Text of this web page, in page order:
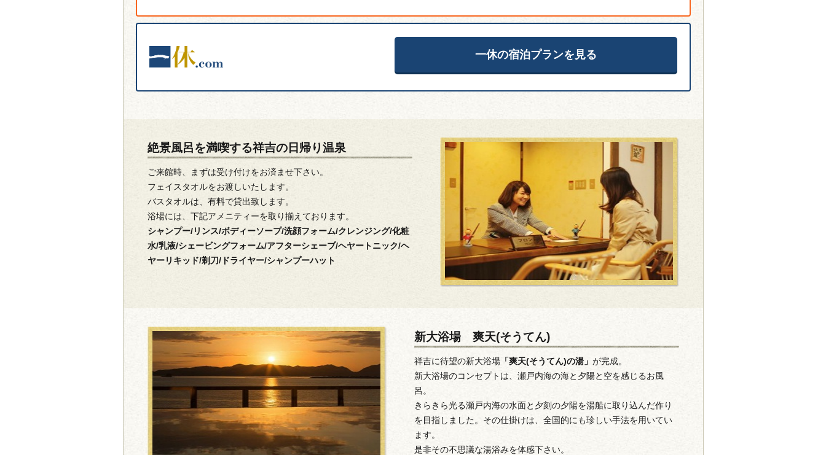
一休の宿泊プランを見る
絶景風呂を満喫する祥吉の日帰り温泉
ご来館時、まずは受け付けをお済ませ下さい。
フェイスタオルをお渡しいたします。
バスタオルは、有料で貸出致します。
浴場には、下記アメニティーを取り揃えております。
シャンプー/リンス/ボディーソープ/洗顔フォーム/クレンジング/化粧
水/乳液/シェービングフォーム/アフターシェーブ/ヘヤートニック/ヘ
ヤーリキッド/剃刀/ドライヤー/シャンプーハット
新大浴場 爽天(そうてん)
祥吉に待望の新大浴場「爽天(そうてん)の湯」 が完成。
新大浴場のコンセプトは、瀬戸内海の海と夕陽と空を感じるお風
呂。
きらきら光る瀬戸内海の水面と夕刻の夕陽を湯船に取り込んだ作り
を目指しました。その仕掛けは、全国的にも珍しい手法を用いてい
ます。
是非その不思議な湯浴みを体感下さい。